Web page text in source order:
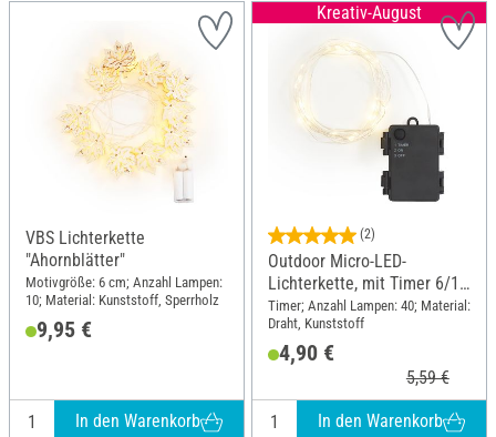
VBS Lichterkette
"Ahornblätter"
Motivgröße: 6 cm; Anzahl Lampen:
10; Material: Kunststoff, Sperrholz
9,95 €
In den Warenkorb
Kreativ-August
(2)
Outdoor Micro-LED-
Lichterkette, mit Timer 6/18
Std., 40 LEDs
Timer; Anzahl Lampen: 40; Material:
Draht, Kunststoff
4,90 €
5,59 €
In den Warenkorb